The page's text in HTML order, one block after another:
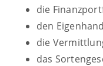
die
den
die
das